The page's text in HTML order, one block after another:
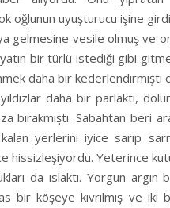
oğlunun uyuşturucu işine
gelmesine vesile olmuş ve
bir türlü istediği gibi
daha bir kederlendirmişti
daha bir parlaktı,
bırakmıştı. Sabahtan beri
yerlerini iyice sarıp
hissizleşiyordu. Yeterince
da ıslaktı. Yorgun
bir köşeye kıvrılmış ve iki